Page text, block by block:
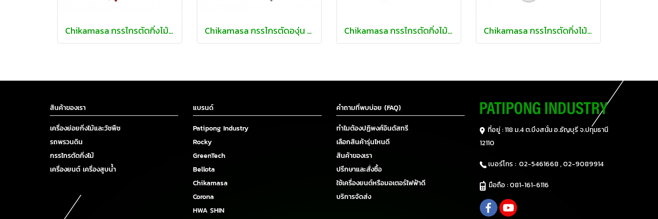
Chikamasa กรรไกรตัดกิ่งไม้ ปากแหลม ดีไซน์พิเศษ* มีร่องระบายยางไม้ Chikamasa กรรไกรตัดองุ่น ผลไม้ และกิ่งไม้ พร้อมปากคีบ Chikamasa กรรไกรตัดกิ่งไม้ เล็มดอก ปากงอน Chikamasa กรรไกรตัดกิ่งไม้ จัดดอกไม้
สินค้าของเรา
เครื่องย่อยกิ่งไม้และวัชพืช
รถพรวนดิน
กรรไกรตัดกิ่งไม้
เครื่องยนต์ เครื่องสูบน้ำ
แบรนด์
Patipong Industry
Rocky
GreenTech
Bellota
Chikamasa
Corona
HWA SHIN
คำถามที่พบบ่อย (FAQ)
ทำไมต้องปฏิพงศ์อินดัสทรี
เลือกสินค้ารุ่นไหนดี
สินค้าของเรา
ปรึกษาและสั่งซื้อ
ใช้เครื่องยนต์หรือมอเตอร์ไฟฟ้าดี
บริการจัดส่ง
ที่อยู่ : 118 ม.4 ต.บึงสนั่น อ.ธัญบุรีจ.ปทุมธานี
12110
เบอร์โทร : 02-5461668 ,02-9089914
มือถือ :081-161-6116